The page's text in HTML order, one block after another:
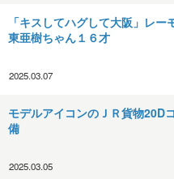
「キスしてハグして大阪」レ
東亜樹ちゃん１６才
2025.03.07
モデルアイコンのＪＲ貨物20D
備
2025.03.05